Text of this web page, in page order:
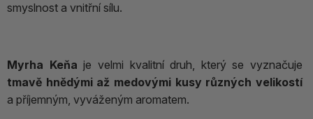
smyslnost a vnitřní sílu.
Myrha Keňa je velmi kvalitní druh, který se vyznačuje
tmavě hnědými až medovými kusy různých velikostí
a příjemným, vyváženým aromatem.